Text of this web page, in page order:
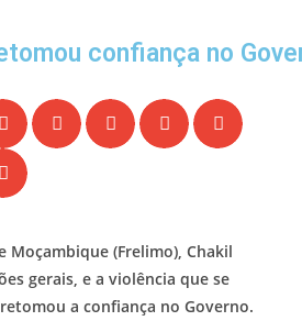
confiança no
Moçambique (Frelimo), Chakil
gerais, e a violência que se
a confiança no Governo.